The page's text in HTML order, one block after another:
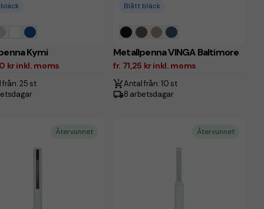
Kymi
kr inkl. moms
från: 25 st
Blått bläck
Metallpenna VINGA Baltimore
fr. 71,25 kr inkl. moms
Antal från: 10 st
8 arbetsdagar
Återvunnet Återvunnet